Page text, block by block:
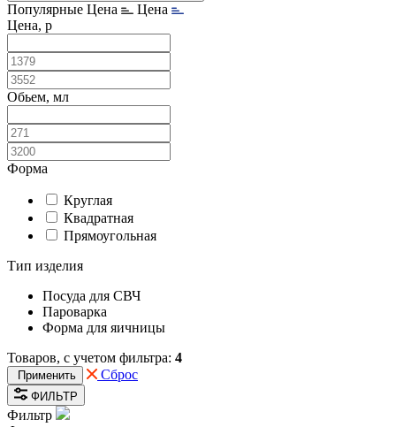
Популярные Цена
Цена
Цена, р
Обьем, мл
Форма
Круглая
Квадратная
Прямоугольная
Тип изделия
Посуда для СВЧ
Пароварка
Форма для яичницы
Товаров, с учетом фильтра: 4
Применить Сброс
ФИЛЬТР
Фильтр